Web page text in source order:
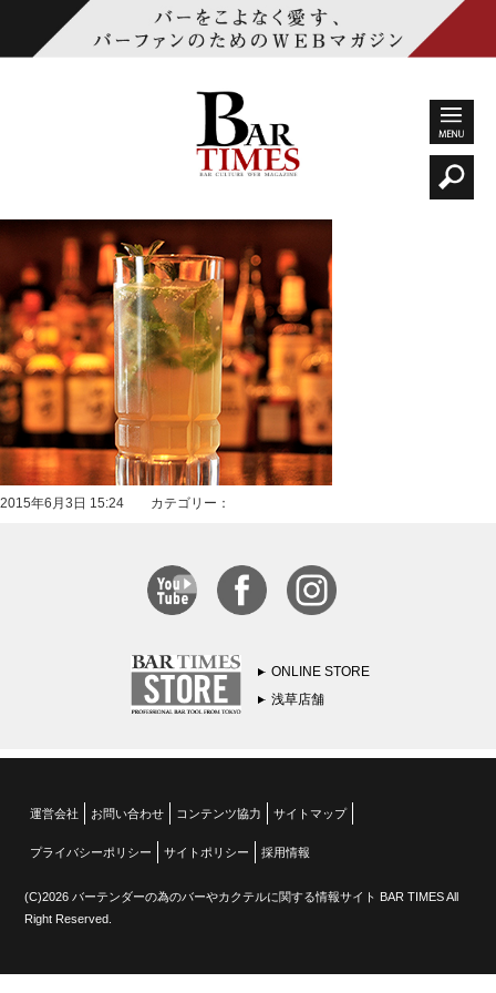
2015年6月3日 15:24 カテゴリー：
ONLINE STORE
浅草店舗
運営会社 お問い合わせ コンテンツ協力 サイトマップ
プライバシーポリシー サイトポリシー 採用情報
(C)2026 バーテンダーの為のバーやカクテルに関する情報サイト BAR TIMES All
Right Reserved.